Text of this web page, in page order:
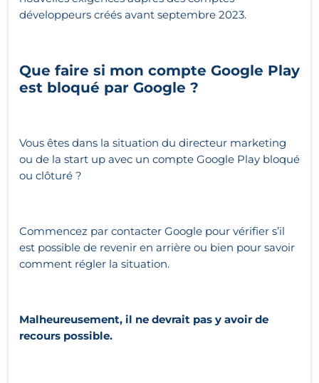
développeurs créés avant septembre 2023.
Que faire si mon compte Google Play
est bloqué par Google ?
Vous êtes dans la situation du directeur marketing
ou de la start up avec un compte Google Play bloqué
ou clôturé ?
Commencez par contacter Google pour vérifier s’il
est possible de revenir en arrière ou bien pour savoir
comment régler la situation.
Malheureusement, il ne devrait pas y avoir de
recours possible.